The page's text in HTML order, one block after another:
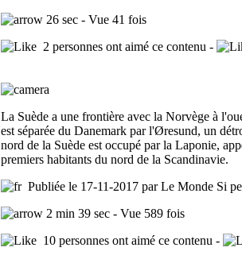
26 sec - Vue 41 fois
2 personnes ont aimé ce contenu -
La Suède a une frontière avec la Norvège à
est séparée du Danemark par l'Øresund, un
nord de la Suède est occupé par la Laponie,
premiers habitants du nord de la Scandinavie.
Publiée le 17-11-2017 par Le Monde Si
2 min 39 sec - Vue 589 fois
10 personnes ont aimé ce contenu -